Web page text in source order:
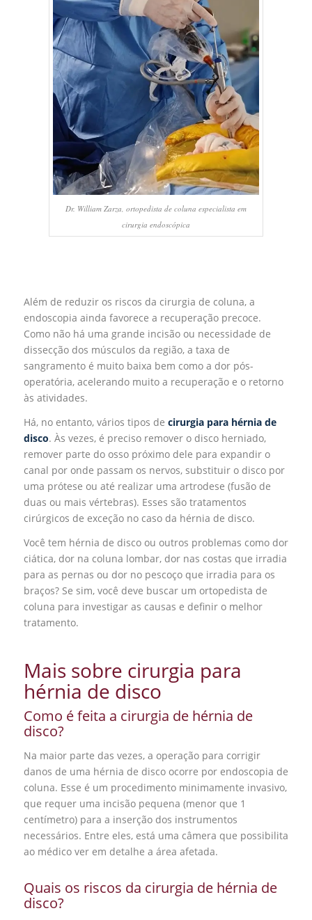
Dr. William Zarza, ortopedista de coluna especialista em
cirurgia endoscópica
Além de reduzir os riscos da cirurgia de coluna, a
endoscopia ainda favorece a recuperação precoce.
Como não há uma grande incisão ou necessidade de
dissecção dos músculos da região, a taxa de
sangramento é muito baixa bem como a dor pós-
operatória, acelerando muito a recuperação e o retorno
às atividades.
Há, no entanto, vários tipos de cirurgia para hérnia de
disco. Às vezes, é preciso remover o disco herniado,
remover parte do osso próximo dele para expandir o
canal por onde passam os nervos, substituir o disco por
uma prótese ou até realizar uma artrodese (fusão de
duas ou mais vértebras). Esses são tratamentos
cirúrgicos de exceção no caso da hérnia de disco.
Você tem hérnia de disco ou outros problemas como dor
ciática, dor na coluna lombar, dor nas costas que irradia
para as pernas ou dor no pescoço que irradia para os
braços? Se sim, você deve buscar um ortopedista de
coluna para investigar as causas e definir o melhor
tratamento.
Mais sobre cirurgia para
hérnia de disco
Como é feita a cirurgia de hérnia de
disco?
Na maior parte das vezes, a operação para corrigir
danos de uma hérnia de disco ocorre por endoscopia de
coluna. Esse é um procedimento minimamente invasivo,
que requer uma incisão pequena (menor que 1
centímetro) para a inserção dos instrumentos
necessários. Entre eles, está uma câmera que possibilita
ao médico ver em detalhe a área afetada.
Quais os riscos da cirurgia de hérnia de
disco?